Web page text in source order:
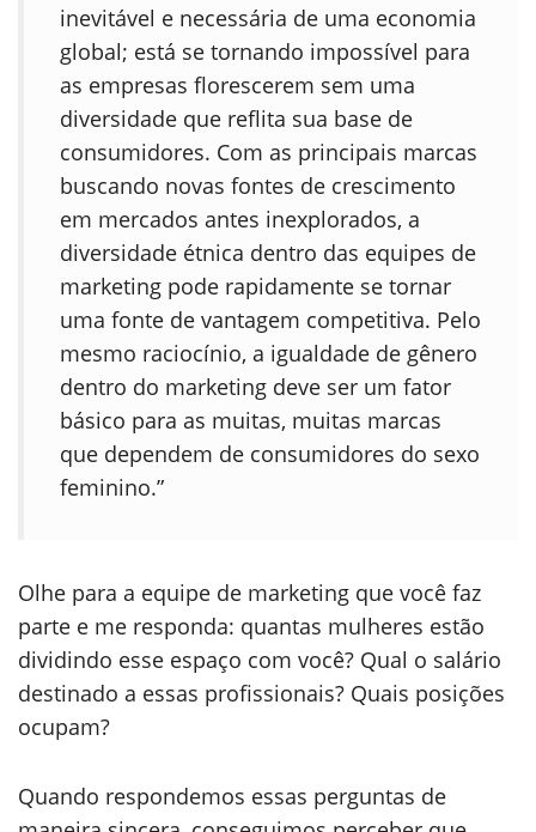
inevitável e necessária de uma economia
global; está se tornando impossível para
as empresas florescerem sem uma
diversidade que reflita sua base de
consumidores. Com as principais marcas
buscando novas fontes de crescimento
em mercados antes inexplorados, a
diversidade étnica dentro das equipes de
marketing pode rapidamente se tornar
uma fonte de vantagem competitiva. Pelo
mesmo raciocínio, a igualdade de gênero
dentro do marketing deve ser um fator
básico para as muitas, muitas marcas
que dependem de consumidores do sexo
feminino.”
Olhe para a equipe de marketing que você faz
parte e me responda: quantas mulheres estão
dividindo esse espaço com você? Qual o salário
destinado a essas profissionais? Quais posições
ocupam?
Quando respondemos essas perguntas de